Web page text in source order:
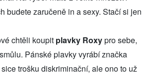
budete zaručeně in a sexy. Stačí si jen
chtěli koupit plavky Roxypro sebe,
Pánské plavky vyrábí značka
trošku diskriminační, ale ono to už